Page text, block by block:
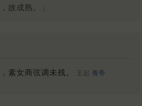
故成熟。」
素女商弦调未残。 王起 青帝